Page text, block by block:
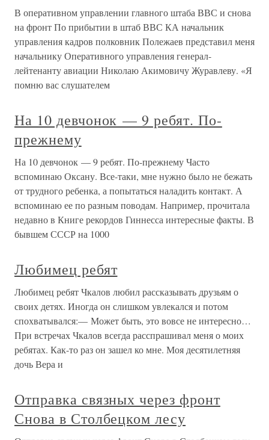
В оперативном управлении главного штаба ВВС и снова
на фронт По прибытии в штаб ВВС КА начальник
управления кадров полковник Полежаев представил меня
начальнику Оперативного управления генерал-
лейтенанту авиации Николаю Акимовичу Журавлеву. «Я
помню вас слушателем
На 10 девчонок — 9 ребят. По-
прежнему
На 10 девчонок — 9 ребят. По-прежнему Часто
вспоминаю Оксану. Все-таки, мне нужно было не бежать
от трудного ребенка, а попытаться наладить контакт. А
вспоминаю ее по разным поводам. Например, прочитала
недавно в Книге рекордов Гиннесса интересные факты. В
бывшем СССР на 1000
Любимец ребят
Любимец ребят Чкалов любил рассказывать друзьям о
своих детях. Иногда он слишком увлекался и потом
спохватывался:— Может быть, это вовсе не интересно…
При встречах Чкалов всегда расспрашивал меня о моих
ребятах. Как-то раз он зашел ко мне. Моя десятилетняя
дочь Вера и
Отправка связных через фронт
Снова в Столбецком лесу